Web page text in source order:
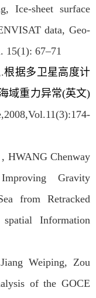
Ice-sheet surface
data, Geo-
15(1): 67–71
根据多卫星高度计
域重力异常(英文)
, HWANG Chenway
Gravity
from Retracked
Information
Weiping, Zou
of the GOCE